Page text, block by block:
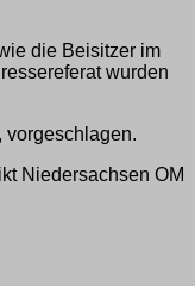
die Beisitzer im
wurden
vorgeschlagen.
Niedersachsen OM